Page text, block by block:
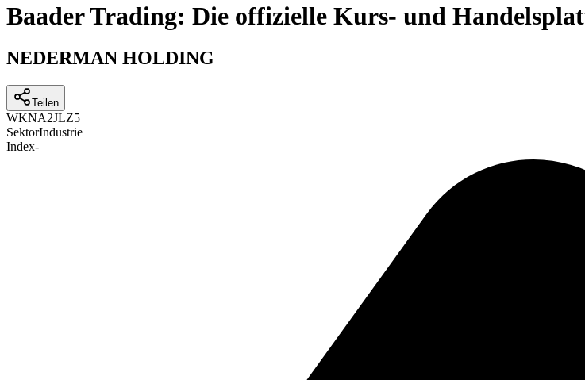
Baader Trading: Die offizielle Kurs- und
NEDERMAN HOLDING
Teilen
WKNA2JLZ5
SektorIndustrie
Index-